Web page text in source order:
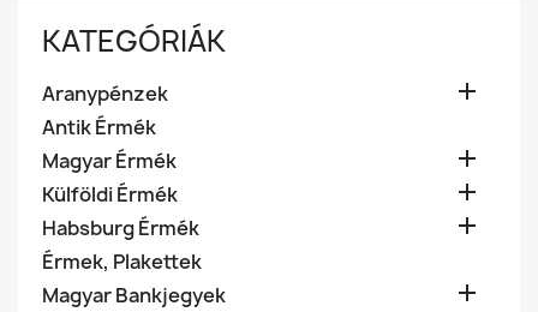
KATEGÓRIÁK
Aranypénzek 
Antik Érmék
Magyar Érmék

Külföldi Érmék 
Habsburg Érmék 
Érmek, Plakettek
Magyar Bankjegyek
